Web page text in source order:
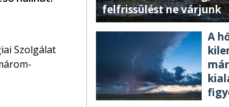
Szolgálat
felfrissülést ne várjunk
A